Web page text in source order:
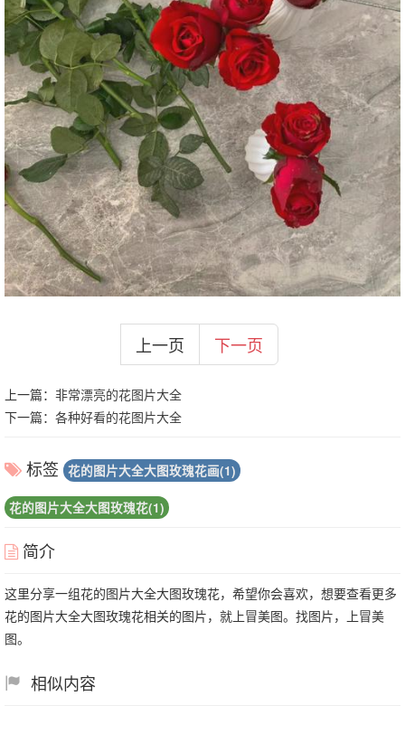
上一页 下一页
上一篇： 非常漂亮的花图片大全
下一篇： 各种好看的花图片大全
标签 花的图片大全大图玫瑰花画(1)
花的图片大全大图玫瑰花(1)
简介
这里分享一组花的图片大全大图玫瑰花，希望你会喜欢，想要查看更多
花的图片大全大图玫瑰花相关的图片，就上冒美图。找图片，上冒美
图。
相似内容